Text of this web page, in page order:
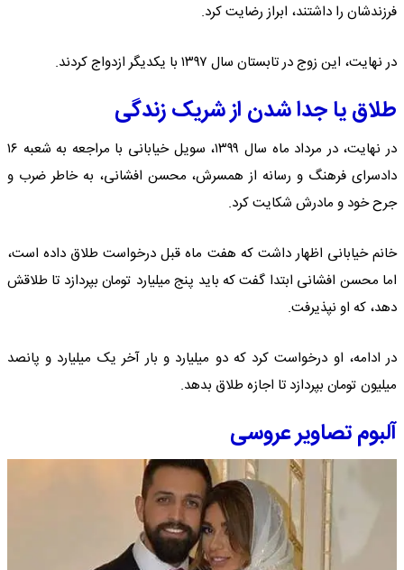
فرزندشان را داشتند، ابراز رضایت کرد.
در نهایت، این زوج در تابستان سال ۱۳۹۷ با یکدیگر ازدواج کردند.
طلاق یا جدا شدن از شریک زندگی
در نهایت، در مرداد ماه سال ۱۳۹۹، سویل خیابانی با مراجعه به شعبه ۱۶
دادسرای فرهنگ و رسانه از همسرش، محسن افشانی، به خاطر ضرب و
جرح خود و مادرش شکایت کرد.
خانم خیابانی اظهار داشت که هفت ماه قبل درخواست طلاق داده است،
اما محسن افشانی ابتدا گفت که باید پنج میلیارد تومان بپردازد تا طلاقش
دهد، که او نپذیرفت.
در ادامه، او درخواست کرد که دو میلیارد و بار آخر یک میلیارد و پانصد
میلیون تومان بپردازد تا اجازه طلاق بدهد.
آلبوم تصاویر عروسی